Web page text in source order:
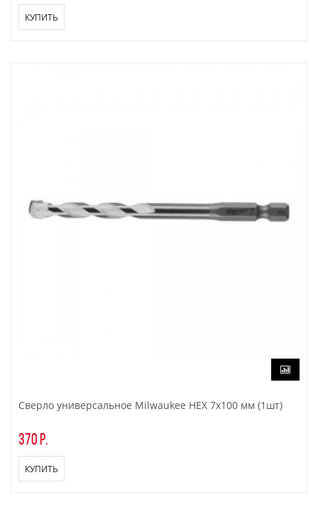
КУПИТЬ
Сверло универсальное Milwaukee HEX 7x100 мм (1шт)
370 р.
КУПИТЬ